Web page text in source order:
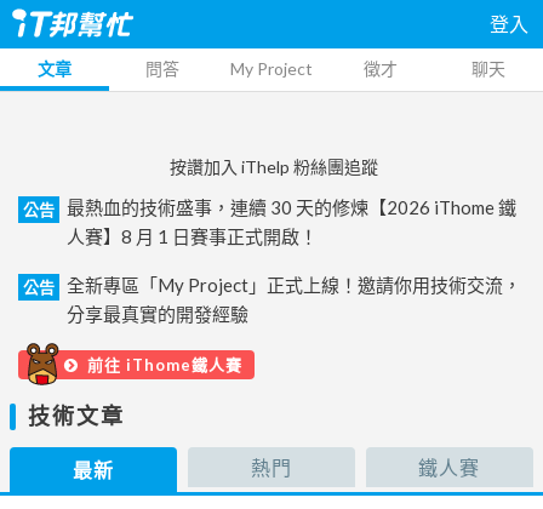
登入
文章 問答 My Project 徵才 聊天
按讚加入 iThelp 粉絲團追蹤
公告
最熱血的技術盛事，連續 30 天的修煉【2026 iThome 鐵
人賽】8 月 1 日賽事正式開啟！
公告
全新專區「My Project」正式上線！邀請你用技術交流，
分享最真實的開發經驗
前往 iThome鐵人賽
技術文章
最新 熱門 鐵人賽